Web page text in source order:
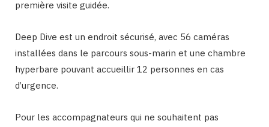
première visite guidée.
Deep Dive est un endroit sécurisé, avec 56 caméras
installées dans le parcours sous-marin et une chambre
hyperbare pouvant accueillir 12 personnes en cas
d’urgence.
Pour les accompagnateurs qui ne souhaitent pas